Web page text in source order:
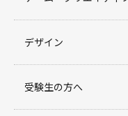
デザイン
受験生の方へ